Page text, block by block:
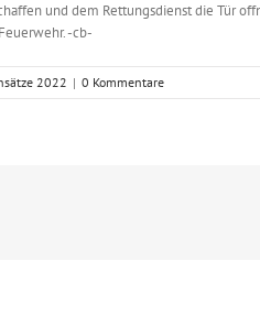
und dem Rettungsdienst die Tür
-cb-
2022 | 0 Kommentare